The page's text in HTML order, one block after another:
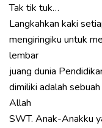
Tak tik tuk…
Langkahkan kaki
mengiringiku untuk
lembar
juang dunia
dimiliki adalah
Allah
SWT. Anak-Anakku